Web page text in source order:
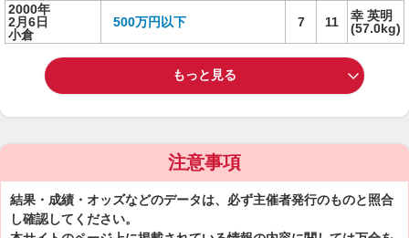
2000年
2月6日
小倉
500万円以下 7 11
幸 英明
(57.0kg)
もっと見る
注意事項
結果・成績・オッズなどのデータは、必ず主催者発行のものと照合
し確認してください。